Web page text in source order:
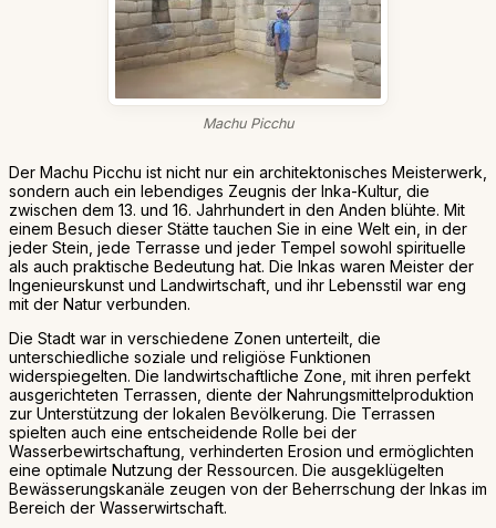
Machu Picchu
Der Machu Picchu ist nicht nur ein architektonisches Meisterwerk,
sondern auch ein lebendiges Zeugnis der Inka-Kultur, die
zwischen dem 13. und 16. Jahrhundert in den Anden blühte. Mit
einem Besuch dieser Stätte tauchen Sie in eine Welt ein, in der
jeder Stein, jede Terrasse und jeder Tempel sowohl spirituelle
als auch praktische Bedeutung hat. Die Inkas waren Meister der
Ingenieurskunst und Landwirtschaft, und ihr Lebensstil war eng
mit der Natur verbunden.
Die Stadt war in verschiedene Zonen unterteilt, die
unterschiedliche soziale und religiöse Funktionen
widerspiegelten. Die landwirtschaftliche Zone, mit ihren perfekt
ausgerichteten Terrassen, diente der Nahrungsmittelproduktion
zur Unterstützung der lokalen Bevölkerung. Die Terrassen
spielten auch eine entscheidende Rolle bei der
Wasserbewirtschaftung, verhinderten Erosion und ermöglichten
eine optimale Nutzung der Ressourcen. Die ausgeklügelten
Bewässerungskanäle zeugen von der Beherrschung der Inkas im
Bereich der Wasserwirtschaft.